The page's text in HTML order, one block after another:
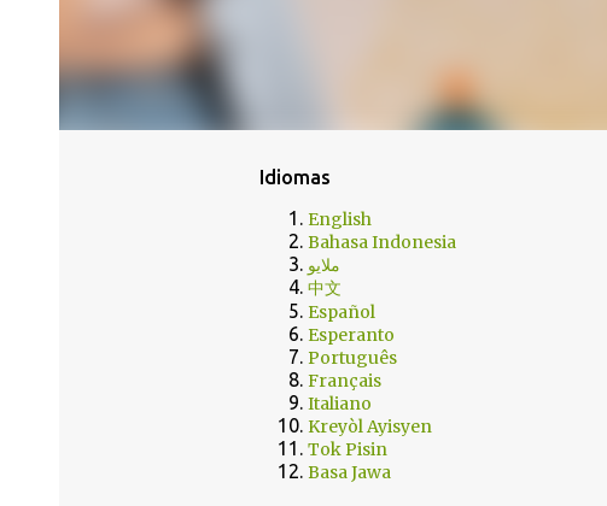
Idiomas
English
Bahasa Indonesia
ملايو
中文
Español
Esperanto
Português
Français
Italiano
Kreyòl Ayisyen
Tok Pisin
Basa Jawa